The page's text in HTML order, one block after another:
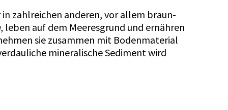
in zahlreichen anderen, vor allem braun-
, leben auf dem Meeresgrund und ernähren
sie zusammen mit Bodenmaterial
mineralische Sediment wird